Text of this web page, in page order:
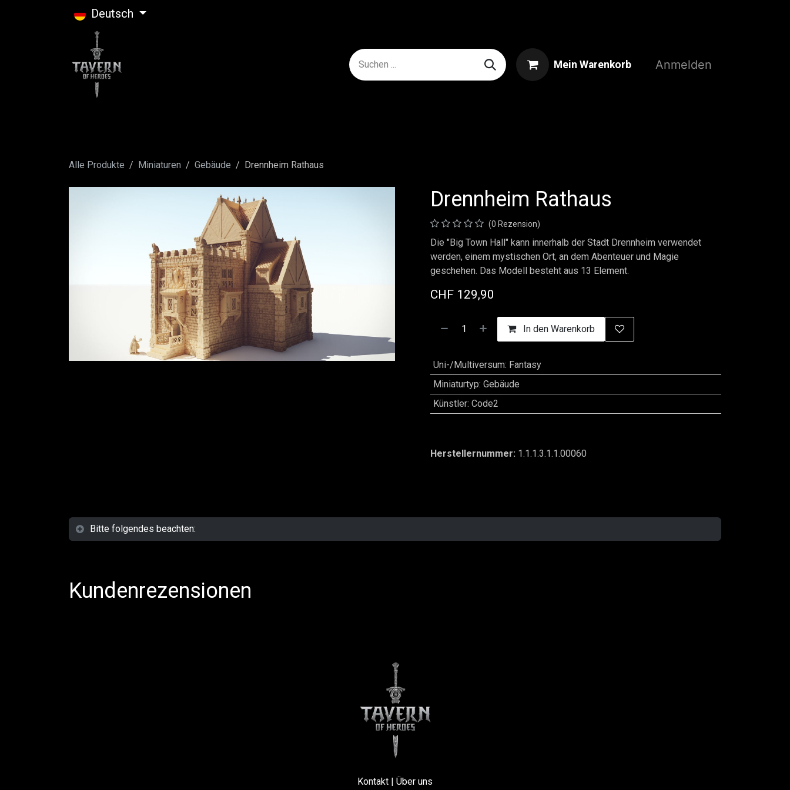
Deutsch
Mein Warenkorb Anmelden
Alle Produkte Miniaturen Gebäude Drennheim Rathaus
Drennheim Rathaus
(0 Rezension)
Die "Big Town Hall" kann innerhalb der Stadt Drennheim verwendet
werden, einem mystischen Ort, an dem Abenteuer und Magie
geschehen. Das Modell besteht aus 13 Element.
CHF 129,90
In den Warenkorb
Uni-/Multiversum: Fantasy
Miniaturtyp: Gebäude
Künstler: Code2
Herstellernummer: 1.1.1.3.1.1.00060
Bitte folgendes beachten:
Kundenrezensionen
Kontakt | Über uns